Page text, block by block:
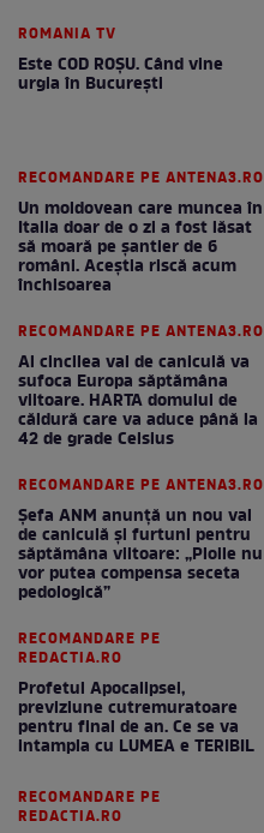
ROMANIA TV
Este COD ROŞU. Când vine
urgia în Bucureşti
RECOMANDARE PE ANTENA3.RO
Un moldovean care muncea în
Italia doar de o zi a fost lăsat
să moară pe şantier de 6
români. Aceștia riscă acum
închisoarea
RECOMANDARE PE ANTENA3.RO
Al cincilea val de caniculă va
sufoca Europa săptămâna
viitoare. HARTA domului de
căldură care va aduce până la
42 de grade Celsius
RECOMANDARE PE ANTENA3.RO
Șefa ANM anunță un nou val
de caniculă și furtuni pentru
săptămâna viitoare: „Ploile nu
vor putea compensa seceta
pedologică”
RECOMANDARE PE
REDACTIA.RO
Profetul Apocalipsei,
previziune cutremuratoare
pentru final de an. Ce se va
intampla cu LUMEA e TERIBIL
RECOMANDARE PE
REDACTIA.RO